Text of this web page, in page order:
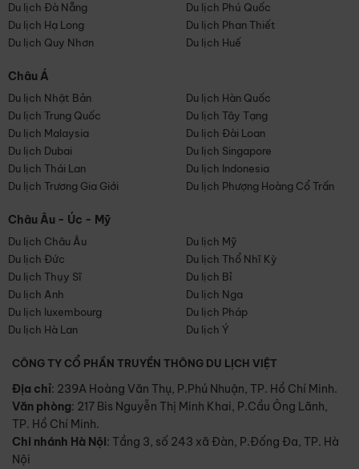
Du lịch Đà Nẵng
Du lịch Phú Quốc
Du lịch Hạ Long
Du lịch Phan Thiết
Du lịch Quy Nhơn
Du lịch Huế
Châu Á
Du lịch Nhật Bản
Du lịch Hàn Quốc
Du lịch Trung Quốc
Du lịch Tây Tạng
Du lịch Malaysia
Du lịch Đài Loan
Du lịch Dubai
Du lịch Singapore
Du lịch Thái Lan
Du lịch Indonesia
Du lịch Trương Gia Giới
Du lịch Phượng Hoàng Cổ Trấn
Châu Âu - Úc - Mỹ
Du lịch Châu Âu
Du lịch Mỹ
Du lịch Đức
Du lịch Thổ Nhĩ Kỳ
Du lịch Thụy Sĩ
Du lịch Bỉ
Du lịch Anh
Du lịch Nga
Du lịch luxembourg
Du lịch Pháp
Du lịch Hà Lan
Du lịch Ý
CÔNG TY CỔ PHẦN TRUYỀN THÔNG DU LỊCH VIỆT
Địa chỉ: 239A Hoàng Văn Thụ, P.Phú Nhuận, TP. Hồ Chí Minh.
Văn phòng: 217 Bis Nguyễn Thị Minh Khai, P.Cầu Ông Lãnh,
TP. Hồ Chí Minh.
Chi nhánh Hà Nội: Tầng 3, số 243 xã Đàn, P.Đống Đa, TP. Hà
Nội